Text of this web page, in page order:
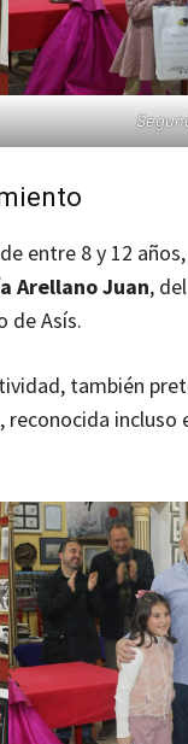
entre 8 y 12
Arellano Juan,
de Asís.
también
incluso